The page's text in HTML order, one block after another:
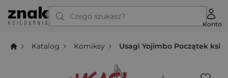
Czego szukasz?
Konto
Katalog Komiksy Usagi Yojimbo Początek